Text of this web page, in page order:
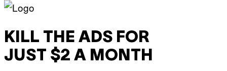
KILL THE ADS FOR
JUST $2 A MONTH